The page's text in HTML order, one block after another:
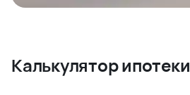
Калькулятор ипотеки